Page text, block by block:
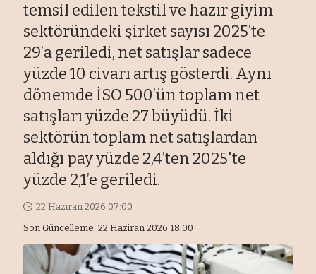
temsil edilen tekstil ve hazır giyim
sektöründeki şirket sayısı 2025’te
29’a geriledi, net satışlar sadece
yüzde 10 civarı artış gösterdi. Aynı
dönemde İSO 500’ün toplam net
satışları yüzde 27 büyüdü. İki
sektörün toplam net satışlardan
aldığı pay yüzde 2,4’ten 2025'te
yüzde 2,1’e geriledi.
Son Güncelleme: 22 Haziran 2026 18:00
22 Haziran 2026 07:00